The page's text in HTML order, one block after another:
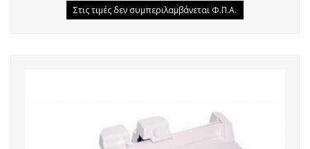
Στις τιμές δεν συμπεριλαμβάνεται Φ.Π.Α.